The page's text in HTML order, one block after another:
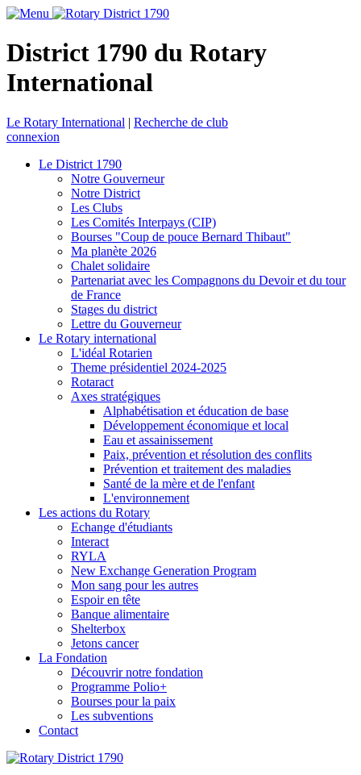
District 1790 du Rotary
International
Le Rotary International | Recherche de club
connexion
Le District 1790
Notre Gouverneur
Notre District
Les Clubs
Les Comités Interpays (CIP)
Bourses "Coup de pouce Bernard Thibaut"
Ma planète 2026
Chalet solidaire
Partenariat avec les Compagnons du Devoir et du tour
de France
Stages du district
Lettre du Gouverneur
Le Rotary international
L'idéal Rotarien
Theme présidentiel 2024-2025
Rotaract
Axes stratégiques
Alphabétisation et éducation de base
Développement économique et local
Eau et assainissement
Paix, prévention et résolution des conflits
Prévention et traitement des maladies
Santé de la mère et de l'enfant
L'environnement
Les actions du Rotary
Echange d'étudiants
Interact
RYLA
New Exchange Generation Program
Mon sang pour les autres
Espoir en tête
Banque alimentaire
Shelterbox
Jetons cancer
La Fondation
Découvrir notre fondation
Programme Polio+
Bourses pour la paix
Les subventions
Contact